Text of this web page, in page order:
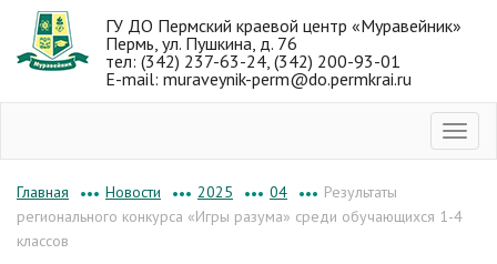
ГУ ДО Пермский краевой центр «Муравейник»
Пермь, ул. Пушкина, д. 76
тел: (342) 237-63-24, (342) 200-93-01
E-mail: muraveynik-perm@do.permkrai.ru
Главная ••• Новости ••• 2025 ••• 04 ••• Результаты
регионального конкурса «Игры разума» среди обучающихся 1-4
классов